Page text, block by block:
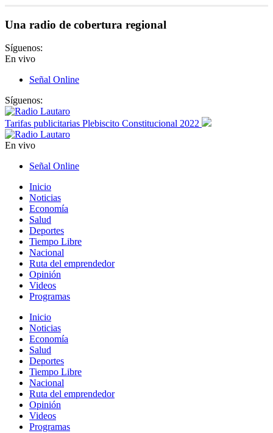
Una radio de cobertura regional
Síguenos:
En vivo
Señal Online
Síguenos:
Tarifas publicitarias Plebiscito Constitucional 2022
En vivo
Señal Online
Inicio
Noticias
Economía
Salud
Deportes
Tiempo Libre
Nacional
Ruta del emprendedor
Opinión
Videos
Programas
Inicio
Noticias
Economía
Salud
Deportes
Tiempo Libre
Nacional
Ruta del emprendedor
Opinión
Videos
Programas